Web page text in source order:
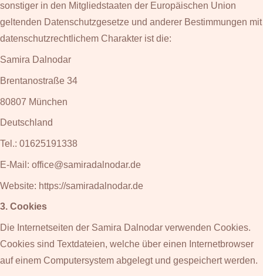
sonstiger in den Mitgliedstaaten der Europäischen Union
geltenden Datenschutzgesetze und anderer Bestimmungen mit
datenschutzrechtlichem Charakter ist die:
Samira Dalnodar
Brentanostraße 34
80807 München
Deutschland
Tel.: 01625191338
E-Mail: office@samiradalnodar.de
Website: https://samiradalnodar.de
3. Cookies
Die Internetseiten der Samira Dalnodar verwenden Cookies.
Cookies sind Textdateien, welche über einen Internetbrowser
auf einem Computersystem abgelegt und gespeichert werden.